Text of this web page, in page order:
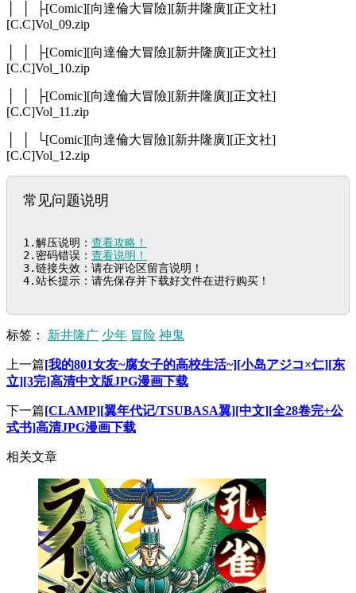
│ │ ├[Comic][向達倫大冒險][新井隆廣][正文社]
[C.C]Vol_09.zip
│ │ ├[Comic][向達倫大冒險][新井隆廣][正文社]
[C.C]Vol_10.zip
│ │ ├[Comic][向達倫大冒險][新井隆廣][正文社]
[C.C]Vol_11.zip
│ │ └[Comic][向達倫大冒險][新井隆廣][正文社]
[C.C]Vol_12.zip
常见问题说明
1.解压说明： 查看攻略！
2.密码错误： 查看说明！
3.链接失效：请在评论区留言说明！
4.站长提示：请先保存并下载好文件在进行购买！
标签： 新井隆广 少年 冒险 神鬼
上一篇[我的801女友~腐女子的高校生活~][小岛アジコ×仁][东
立][3完]高清中文版JPG漫画下载
下一篇[CLAMP][翼年代记/TSUBASA翼][中文][全28卷完+公
式书]高清JPG漫画下载
相关文章